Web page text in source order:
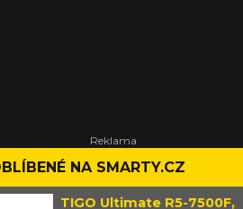
NA SMARTY.CZ
TIGO Ultimate R5-7500F,